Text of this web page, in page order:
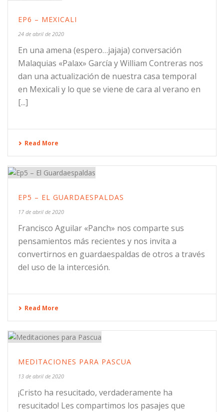
EP6 – MEXICALI
24 de abril de 2020
En una amena (espero…jajaja) conversación
Malaquias «Palax» García y William Contreras nos
dan una actualización de nuestra casa temporal
en Mexicali y lo que se viene de cara al verano en
[...]
Read More
EP5 – EL GUARDAESPALDAS
17 de abril de 2020
Francisco Aguilar «Panch» nos comparte sus
pensamientos más recientes y nos invita a
convertirnos en guardaespaldas de otros a través
del uso de la intercesión.
Read More
MEDITACIONES PARA PASCUA
13 de abril de 2020
¡Cristo ha resucitado, verdaderamente ha
resucitado! Les compartimos los pasajes que